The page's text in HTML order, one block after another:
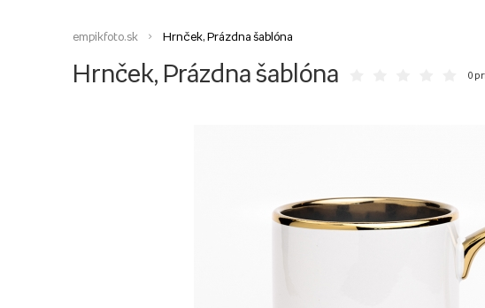
empikfoto.sk Hrnček, Prázdna šablóna
Hrnček, Prázdna šablóna 0